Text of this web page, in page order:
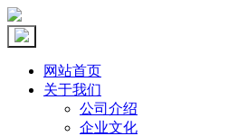
网站首页
关于我们
公司介绍
企业文化